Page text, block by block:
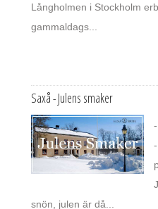
Långholmen i Stockholm
gammaldags...
Saxå - Julens smaker
snön, julen är då...